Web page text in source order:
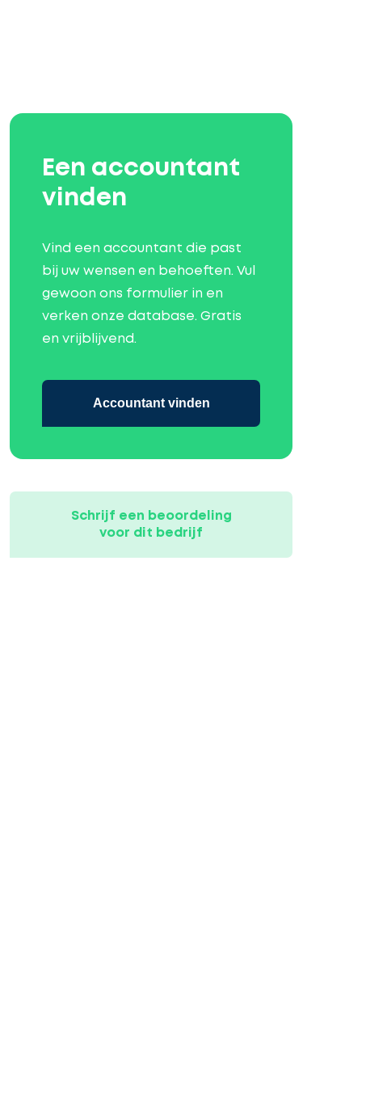
Een accountant
vinden
Vind een accountant die past
bij uw wensen en behoeften. Vul
gewoon ons formulier in en
verken onze database. Gratis
en vrijblijvend.
Accountant vinden
Schrijf een beoordeling
voor dit bedrijf